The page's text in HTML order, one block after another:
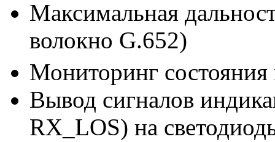
Максимальная
волокно G.652)
Мониторинг
Вывод сигналов
RX_LOS) на